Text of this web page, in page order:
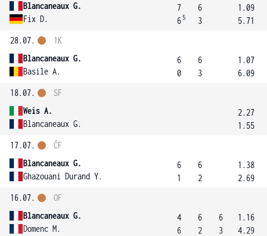
Blancaneaux G.
Fix D.
7
6 5
6
3
1.09
5.71
28.07.
Blancaneaux G.
Basile A.
1K
6
0
6
3
1.07
6.09
18.07.
Weis A.
Blancaneaux G.
SF
2.27
1.55
17.07.
Blancaneaux G.
Ghazouani Durand Y.
ČF
6
1
6
2
1.38
2.69
16.07.
Blancaneaux G.
Domenc M.
OF
4
6
6
2
6
3
1.16
4.29